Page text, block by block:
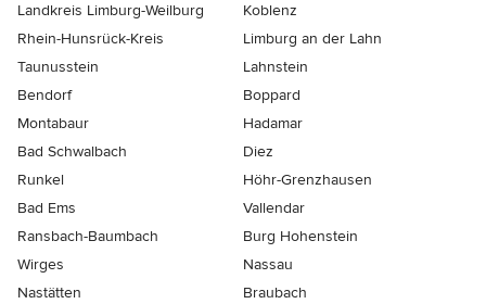
Landkreis Limburg-Weilburg
Koblenz
Rhein-Hunsrück-Kreis
Limburg an der Lahn
Taunusstein
Lahnstein
Bendorf
Boppard
Montabaur
Hadamar
Bad Schwalbach
Diez
Runkel
Höhr-Grenzhausen
Bad Ems
Vallendar
Ransbach-Baumbach
Burg Hohenstein
Wirges
Nassau
Nastätten
Braubach